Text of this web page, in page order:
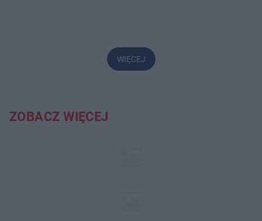
WIĘCEJ
ZOBACZ WIĘCEJ